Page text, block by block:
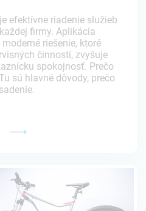
efektívne riadenie služieb
firmy. Aplikácia
riešenie, ktoré
činností, zvyšuje
spokojnosť. Prečo
sú hlavné dôvody, prečo